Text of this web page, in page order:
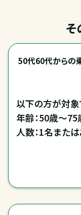
50代60代からの
以下の方が対
年齢：50歳～75
人数：1名また